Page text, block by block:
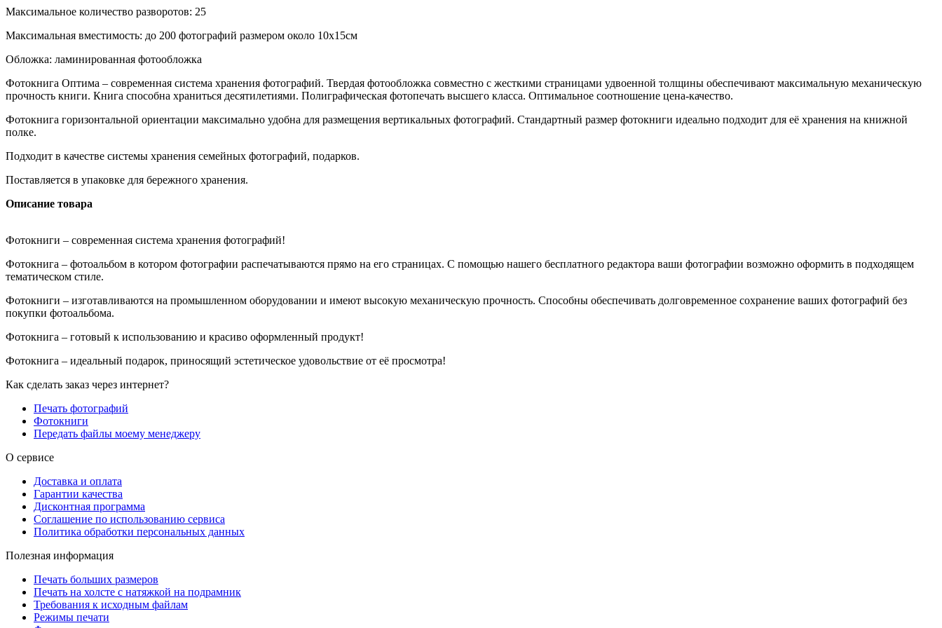
Максимальное количество разворотов: 25
Максимальная вместимость: до 200 фотографий размером около 10х15см
Обложка: ламинированная фотообложка
Фотокнига Оптима – современная система хранения фотографий. Твердая фотообложка совместно с жесткими страницами удвоенной толщины обеспечивают максимальную механическую
прочность книги. Книга способна храниться десятилетиями. Полиграфическая фотопечать высшего класса. Оптимальное соотношение цена-качество.
Фотокнига горизонтальной ориентации максимально удобна для размещения вертикальных фотографий. Стандартный размер фотокниги идеально подходит для её хранения на книжной
полке.
Подходит в качестве системы хранения семейных фотографий, подарков.
Поставляется в упаковке для бережного хранения.
Описание товара
Фотокниги – современная система хранения фотографий!
Фотокнига – фотоальбом в котором фотографии распечатываются прямо на его страницах. С помощью нашего бесплатного редактора ваши фотографии возможно оформить в подходящем
тематическом стиле.
Фотокниги – изготавливаются на промышленном оборудовании и имеют высокую механическую прочность. Способны обеспечивать долговременное сохранение ваших фотографий без
покупки фотоальбома.
Фотокнига – готовый к использованию и красиво оформленный продукт!
Фотокнига – идеальный подарок, приносящий эстетическое удовольствие от её просмотра!
Как сделать заказ через интернет?
Печать фотографий
Фотокниги
Передать файлы моему менеджеру
О сервисе
Доставка и оплата
Гарантии качества
Дисконтная программа
Соглашение по использованию сервиса
Политика обработки персональных данных
Полезная информация
Печать больших размеров
Печать на холсте c натяжкой на подрамник
Требования к исходным файлам
Режимы печати